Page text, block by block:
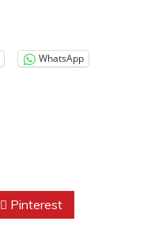
WhatsApp
Pinterest